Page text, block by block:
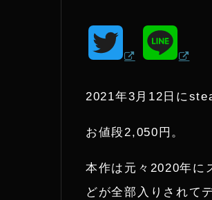
2021年3月12日に
お値段2,050円。
本作は元々2020年に
どが全部入りされて